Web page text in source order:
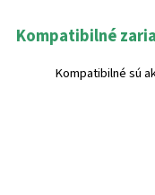
Kompatibilné
Kompatibilné sú